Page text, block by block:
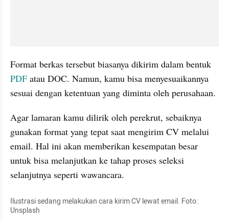
PDF atau DOC. Namun, kamu bisa menyesuaikannya
sesuai dengan ketentuan yang diminta oleh perusahaan.
Agar lamaran kamu dilirik oleh perekrut, sebaiknya
gunakan format yang tepat saat mengirim CV melalui
email. Hal ini akan memberikan kesempatan besar
untuk bisa melanjutkan ke tahap proses seleksi
selanjutnya seperti wawancara.
Ilustrasi sedang melakukan cara kirim CV lewat email. Foto:
Unsplash